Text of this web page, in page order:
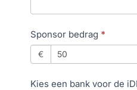
H
e
n
a
m
Sponsor bedrag *
€
Kies een bank voor de